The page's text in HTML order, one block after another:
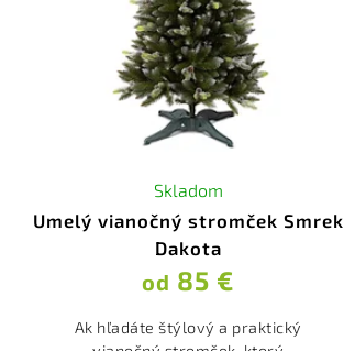
Umelý vianočný stromček Smrek
Dakota
Skladom
od 85 €
Ak hľadáte štýlový a praktický